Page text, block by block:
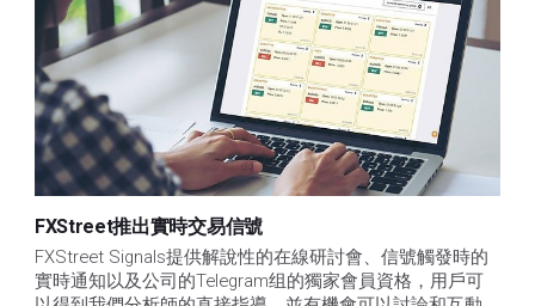
FXStreet推出實時交易信號
FXStreet Signals提供解說性的在線研討會、信號觸發時的
實時通知以及公司的Telegram组的獨家會員資格，用戶可